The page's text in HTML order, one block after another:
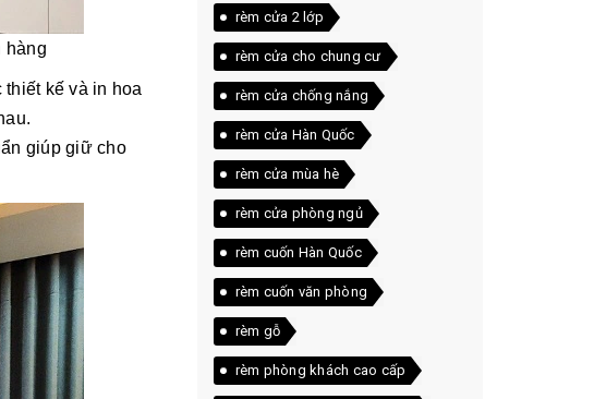
hàng
kế và in hoa
giúp giữ cho
rèm cửa 2 lớp
rèm cửa cho chung cư
rèm cửa chống nắng
rèm cửa Hàn Quốc
rèm cửa mùa hè
rèm cửa phòng ngủ
rèm cuốn Hàn Quốc
rèm cuốn văn phòng
rèm gỗ
rèm phòng khách cao cấp